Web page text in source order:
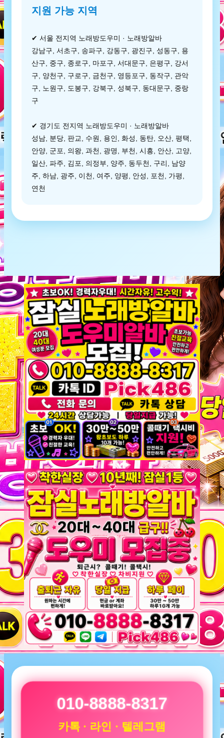
지원 가능 지역
✔ 서울 전지역 노래방도우미 · 노래방알바
강남구, 서초구, 송파구, 강동구, 광진구, 성동구, 용
산구, 중구, 종로구, 마포구, 서대문구, 은평구, 강서
구, 양천구, 구로구, 금천구, 영등포구, 동작구, 관악
구, 노원구, 도봉구, 강북구, 성북구, 동대문구, 중랑
구
✔ 경기도 전지역 노래방도우미 · 노래방알바
성남, 분당, 판교, 수원, 용인, 화성, 동탄, 오산, 평택,
안양, 군포, 의왕, 과천, 광명, 부천, 시흥, 안산, 고양,
일산, 파주, 김포, 의정부, 양주, 동두천, 구리, 남양
주, 하남, 광주, 이천, 여주, 양평, 안성, 포천, 가평,
연천
010-8888-8317
카톡 · 라인 · 텔레그램